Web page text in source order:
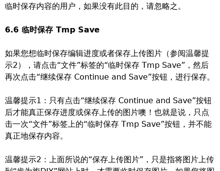
临时保存内容的用户，如果没有此目的，请忽略之。
6.6 临时保存 Tmp Save
如果您想临时保存编辑进度或者保存上传图片（参阅温馨提
示2），请点击“文件”标签的“临时保存 Tmp Save”，然后
再次点击“继续保存 Continue and Save”按钮，进行保存。
温馨提示1：只有点击“继续保存 Continue and Save”按钮
后才能真正保存进度或保存上传的图片噢！也就是说，只点
击一次“文件”标签上的“临时保存 Tmp Save”按钮，并不能
真正地保存内容。
温馨提示2：上面所说的“保存上传图片”，只是指将图片上传